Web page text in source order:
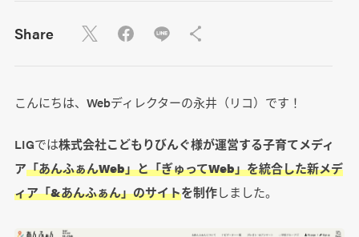
Share
こんにちは、Webディレクターの永井（リコ）です！
LIGでは株式会社こどもりびんぐ様が運営する子育てメディ
ア「あんふぁんWeb」と「ぎゅってWeb」を統合した新メデ
ィア「&あんふぁん」のサイトを制作しました。